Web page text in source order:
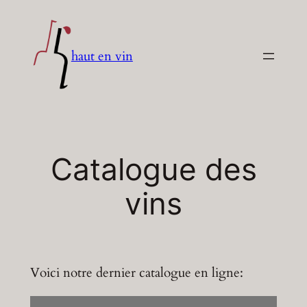
contenu
haut en vin
Catalogue des
vins
Voici notre dernier catalogue en ligne: